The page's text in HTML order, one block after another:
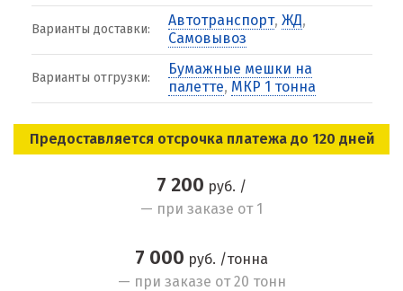
Варианты доставки:
Автотранспорт, ЖД,
Самовывоз
Варианты отгрузки:
Бумажные мешки на
палетте, МКР 1 тонна
Предоставляется отсрочка платежа до 120 дней
7 200 руб. /
— при заказе от 1
7 000 руб. /тонна
— при заказе от 20 тонн